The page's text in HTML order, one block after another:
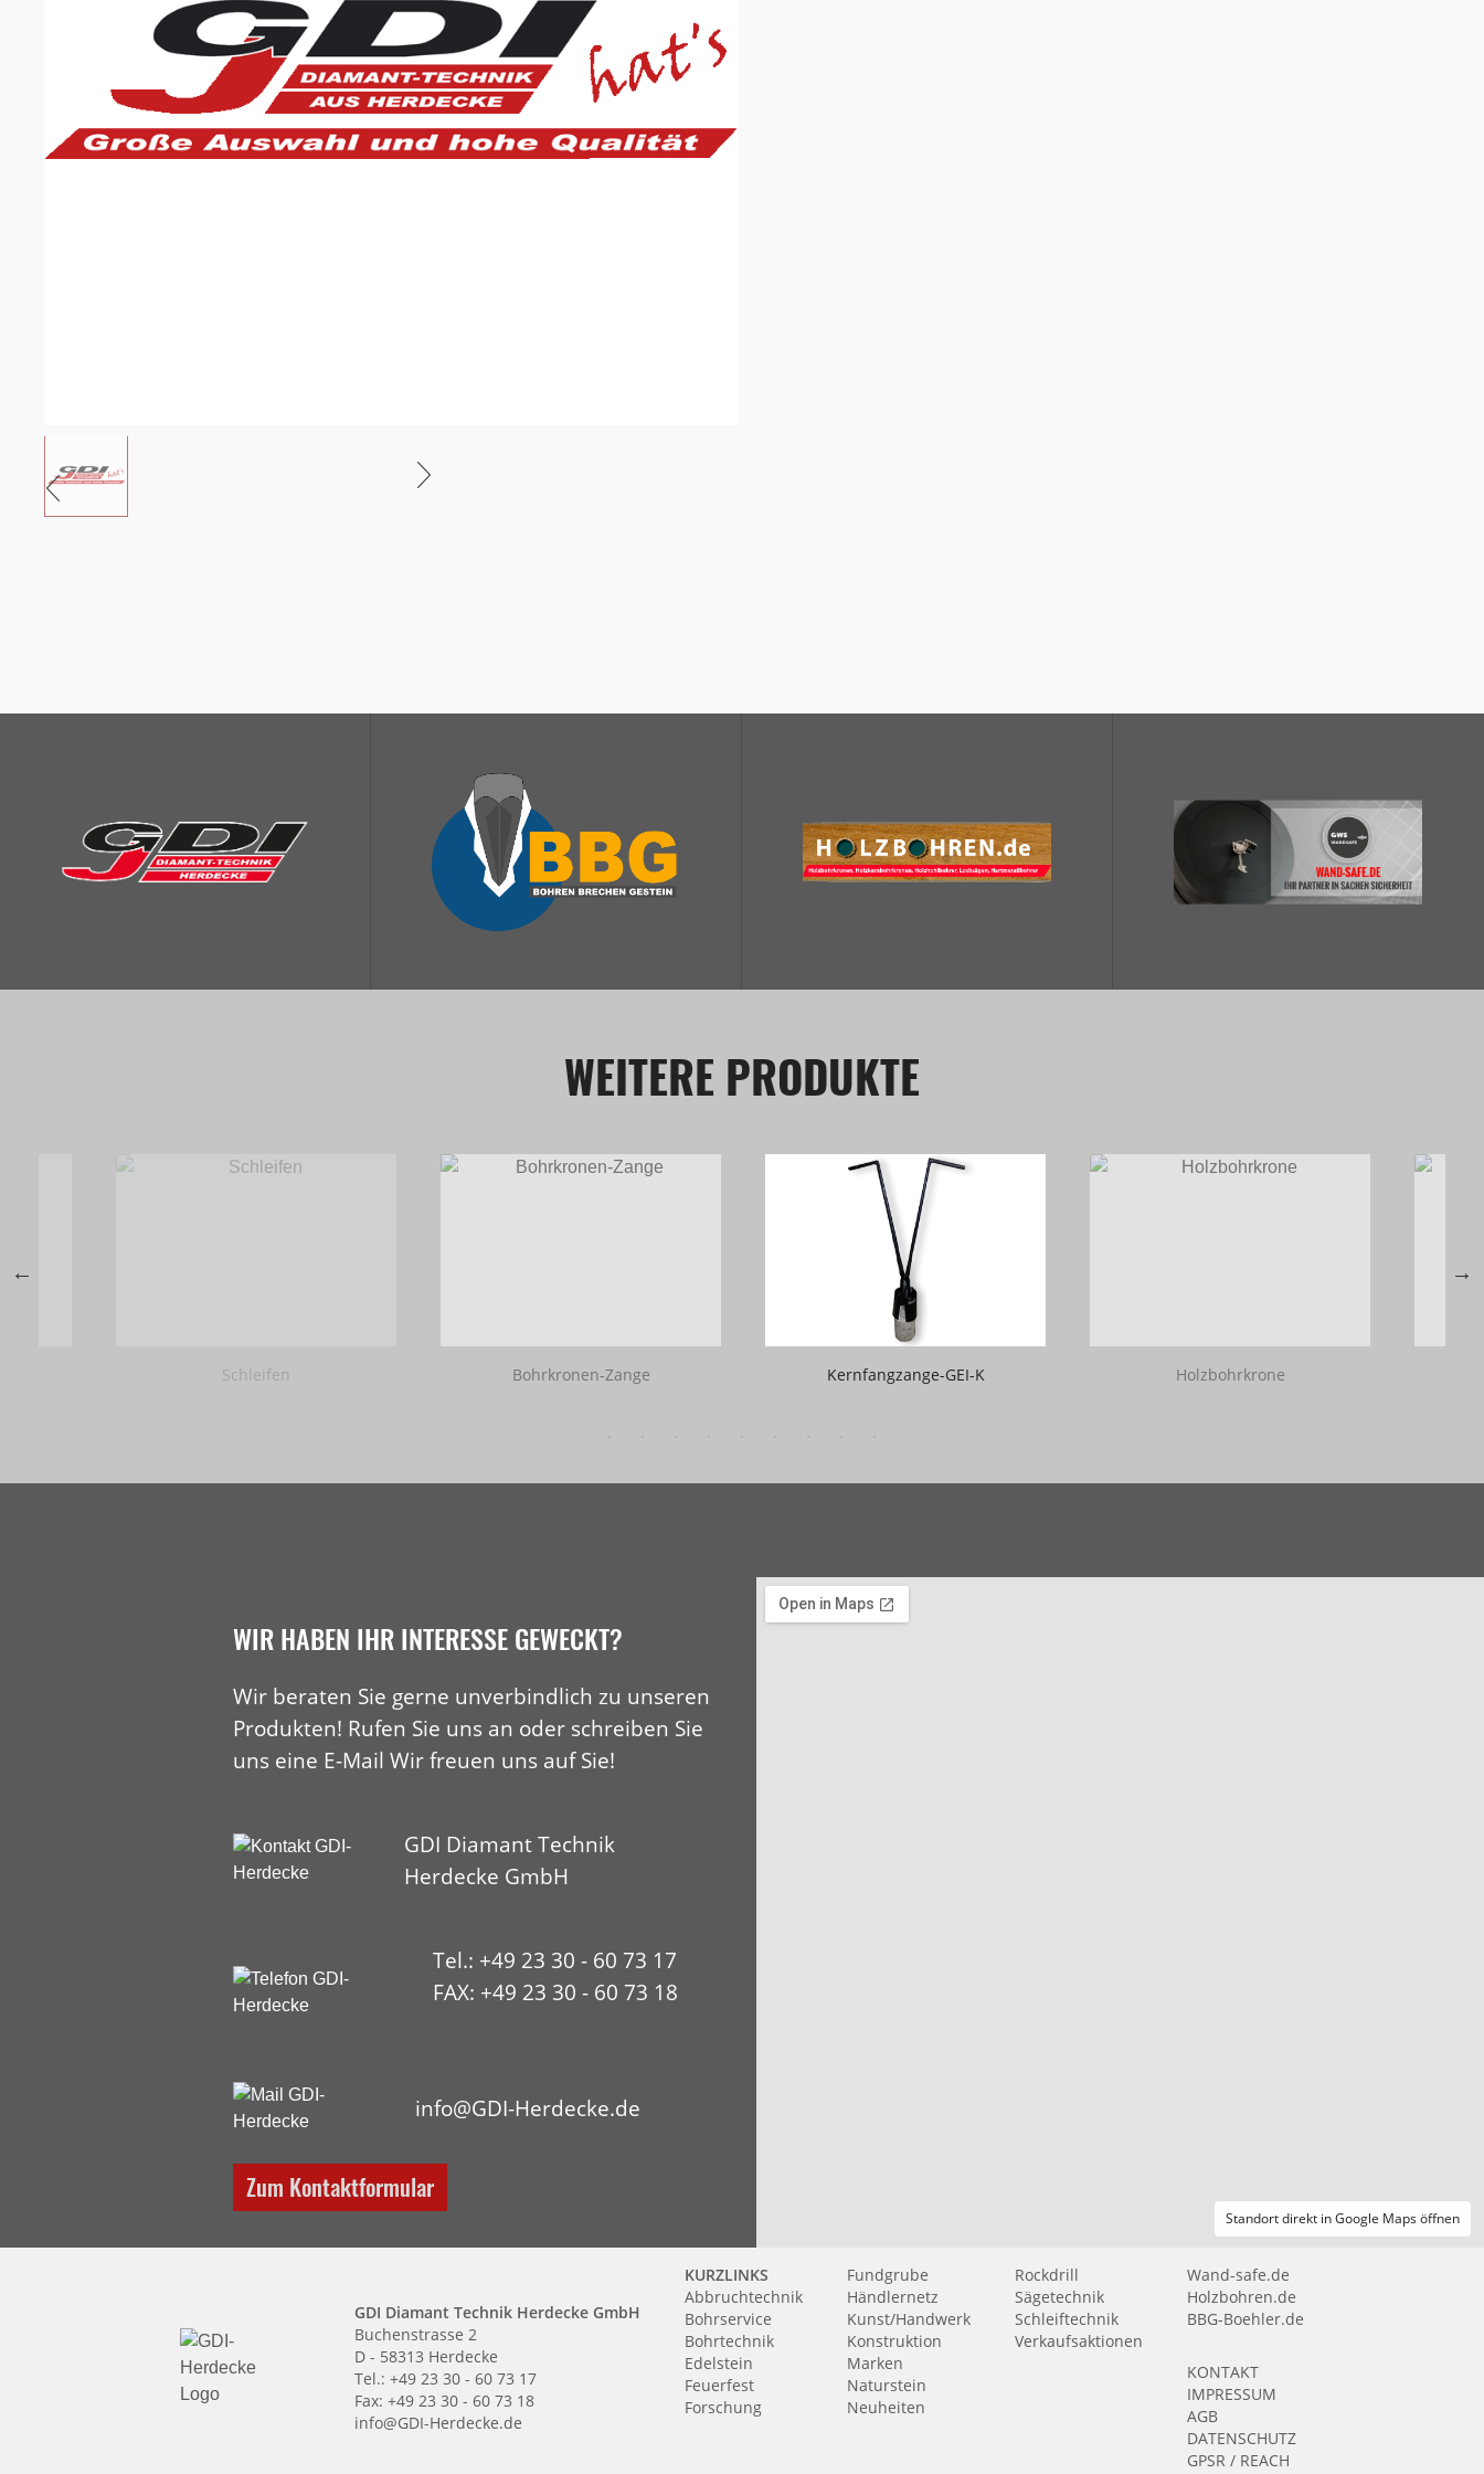
WEITERE PRODUKTE
Schleifen Bohrkronen-Zange Kernfangzange-GEI-K Holzbohrkrone
WIR HABEN IHR INTERESSE GEWECKT?
Wir beraten Sie gerne unverbindlich zu unseren
Produkten! Rufen Sie uns an oder schreiben Sie
uns eine E-Mail Wir freuen uns auf Sie!
GDI Diamant Technik
Herdecke GmbH
Tel.: +49 23 30 - 60 73 17
FAX: +49 23 30 - 60 73 18
info@GDI-Herdecke.de
Zum Kontaktformular
Standort direkt in Google Maps öffnen
GDI Diamant Technik Herdecke GmbH
Buchenstrasse 2
D - 58313 Herdecke
Tel.: +49 23 30 - 60 73 17
Fax: +49 23 30 - 60 73 18
info@GDI-Herdecke.de
KURZLINKS
Abbruchtechnik
Bohrservice
Bohrtechnik
Edelstein
Feuerfest
Forschung
Fundgrube
Händlernetz
Kunst/Handwerk
Konstruktion
Marken
Naturstein
Neuheiten
Rockdrill
Sägetechnik
Schleiftechnik
Verkaufsaktionen
Wand-safe.de
Holzbohren.de
BBG-Boehler.de
KONTAKT
IMPRESSUM
AGB
DATENSCHUTZ
GPSR / REACH